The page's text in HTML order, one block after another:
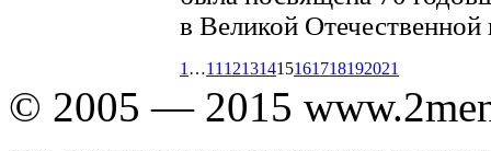
в Великой Отечественной
1 …11 12131415161718192021
© 2005 — 2015